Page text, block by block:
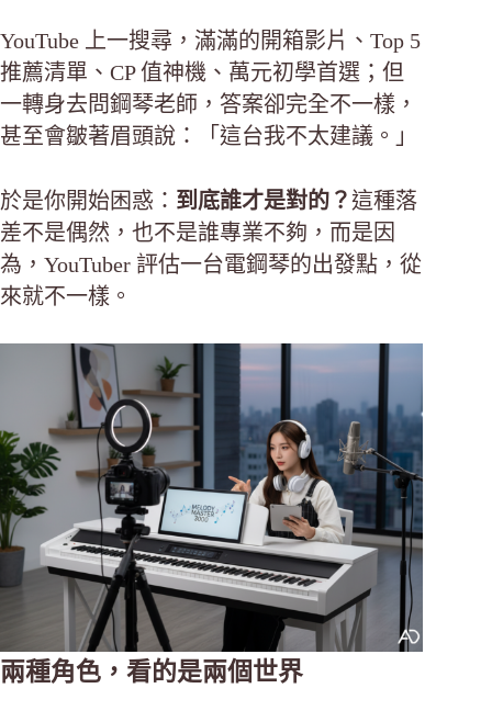
YouTube 上一搜尋，滿滿的開箱影片、Top 5
推薦清單、CP 值神機、萬元初學首選；但
一轉身去問鋼琴老師，答案卻完全不一樣，
甚至會皺著眉頭說：「這台我不太建議。」
於是你開始困惑： 到底誰才是對的？這種落
差不是偶然，也不是誰專業不夠，而是因
為，YouTuber 評估一台電鋼琴的出發點，從
來就不一樣。
兩種角色，看的是兩個世界